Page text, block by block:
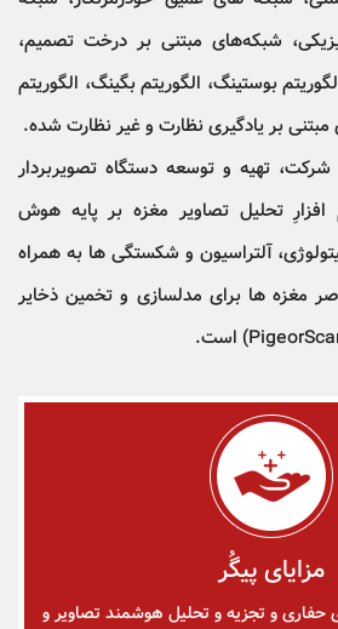
شبکه‌های مبتنی بر درخت تصمیم،
بوستینگ، الگوریتم بگینگ، الگوریتم
مبتنی بر یادگیری نظارت و غیر نظارت شده.
تهیه و توسعه دستگاه تصویربردار
تحلیل تصاویر مغزه بر پایه هوش
آلتراسیون و شکستگی ها به همراه
مغزه ها برای مدلسازی و تخمین ذخایر
حفاری و تجزیه و تحلیل هوشمند تصاویر و
مزایای پیگُر